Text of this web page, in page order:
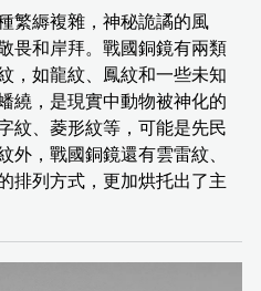
繁縟複雜，神秘詭譎的風
畏和岸拜。戰國銅鏡有兩類
，如龍紋、鳳紋和一些未知
繞，是現實中動物被神化的
紋、菱形紋等，可能是先民
外，戰國銅鏡還有雲雷紋、
排列方式，更加烘托出了主